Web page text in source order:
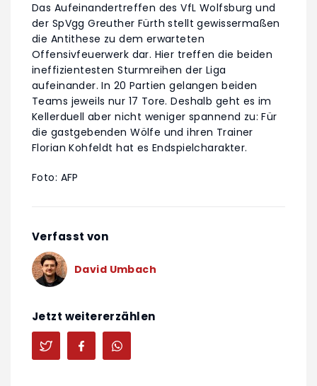
Das Aufeinandertreffen des VfL Wolfsburg und
der SpVgg Greuther Fürth stellt gewissermaßen
die Antithese zu dem erwarteten
Offensivfeuerwerk dar. Hier treffen die beiden
ineffizientesten Sturmreihen der Liga
aufeinander. In 20 Partien gelangen beiden
Teams jeweils nur 17 Tore. Deshalb geht es im
Kellerduell aber nicht weniger spannend zu: Für
die gastgebenden Wölfe und ihren Trainer
Florian Kohfeldt hat es Endspielcharakter.
Foto: AFP
Verfasst von
David Umbach
Jetzt weitererzählen